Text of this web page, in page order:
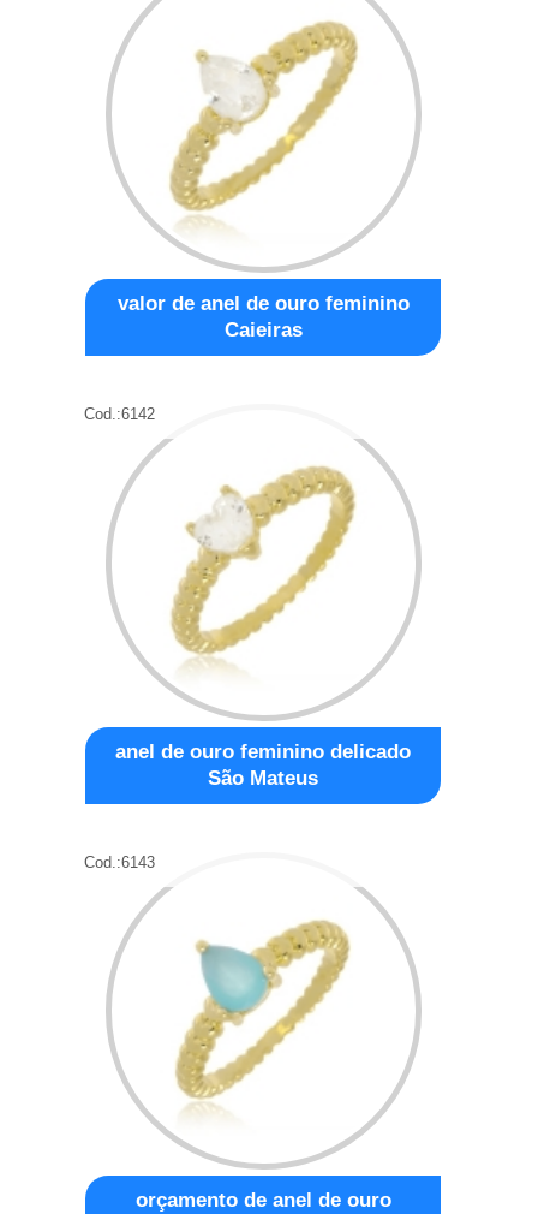
valor de anel de ouro feminino
Caieiras
Cod.:6142
anel de ouro feminino delicado
São Mateus
Cod.:6143
orçamento de anel de ouro